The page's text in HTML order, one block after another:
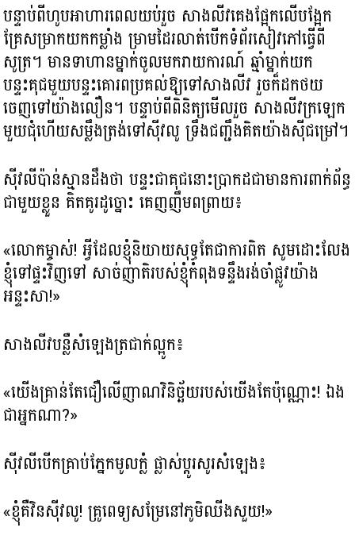
បន្ទាប់ពីហូបអាហារពេលយប់រួច សាងលីវគេងផ្អែកលើបង្អែក
គ្រែសម្រាកយកកម្លាំង ម្រាមដៃរលាត់បើកទំព័រសៀវភៅធ្វើពី
សូត្រ។ មានទាហានម្នាក់ចូលមករាយការណ៍ ឆ្មាំម្នាក់យក
បន្ទះគុជមួយបន្ទះគោរពប្រគល់ឱ្យទៅសាងលីវ រួចក៏ដកថយ
ចេញទៅយ៉ាងលឿន។ បន្ទាប់ពីពិនិត្យមើលរួច សាងលីវក្រឡេក
មួយជុំហើយសម្លឹងត្រង់ទៅស៊ីវលូ ទ្រឹងជញ្ជឹងគិតយ៉ាងស៊ីជម្រៅ។
ស៊ីវលីប៉ាន់ស្មានដឹងថា បន្ទះជាគុជនោះប្រាកដជាមានការពាក់ព័ន្ធ
ជាមួយខ្លួន គិតគូរដូច្នោះ គេញញឹមពព្រាយ៖
«លោកម្ចាស់! អ្វីដែលខ្ញុំនិយាយសុទ្ធតែជាការពិត សូមដោះលែង
ខ្ញុំទៅផ្ទះវិញទៅ សាច់ញាតិរបស់ខ្ញុំកំពុងទន្ទឹងរង់ចាំផ្លូវយ៉ាង
អន្ទះសា!»
សាងលីវបន្លឺសំឡេងត្រជាក់ល្អូក៖
«យើងគ្រាន់តែជឿលើញាណវិនិច្ឆ័យរបស់យើងតែប៉ុណ្ណោះ! ឯង
ជាអ្នកណា?»
ស៊ីវលីបើកគ្រាប់ភ្នែកមូលក្លំ ផ្លាស់ប្តូរសូរសំឡេង៖
«ខ្ញុំគឺវិនស៊ីវលូ! គ្រូពេទ្យសម្រែនៅភូមិឈីងសួយ!»